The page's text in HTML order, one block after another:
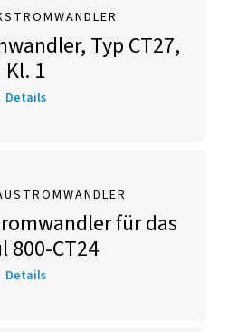
Typ CT27,
Kl. 1
Details
für das
800-CT24
Details